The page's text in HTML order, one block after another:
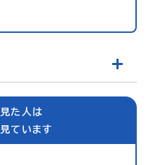
た人は
ています